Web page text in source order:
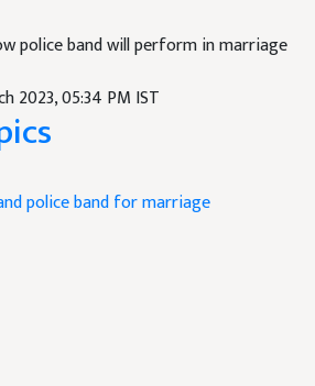
police band will perform in marriage
2023, 05:34 PM IST
police band for marriage